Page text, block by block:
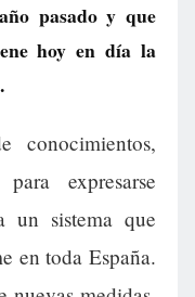
pasado y que
hoy en día la
conocimientos,
expresarse
un sistema que
en toda España.